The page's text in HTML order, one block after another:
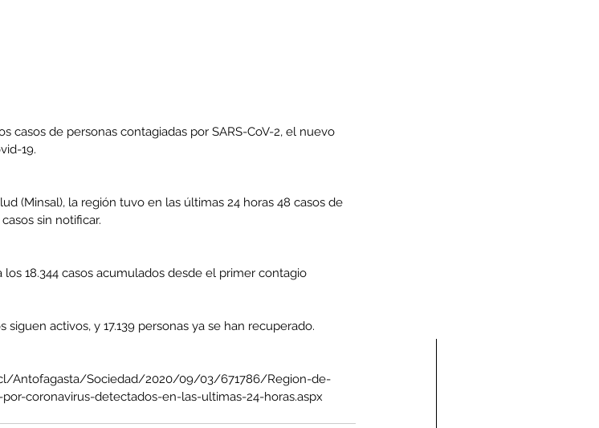
casos de personas contagiadas por SARS-CoV-2, el nuevo
19.
(Minsal), la región tuvo en las últimas 24 horas 48 casos de
sin notificar.
18.344 casos acumulados desde el primer contagio
activos, y 17.139 personas ya se han recuperado.
Antofagasta/Sociedad/2020/09/03/671786/Region-de-
coronavirus-detectados-en-las-ultimas-24-horas.aspx